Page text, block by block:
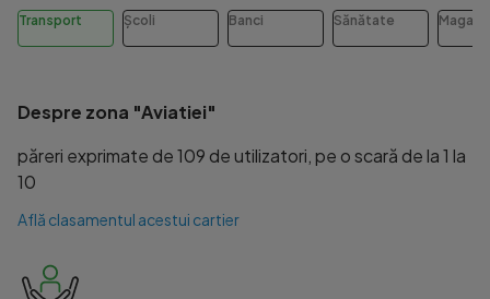
Transport Școli Banci Sănătate
Despre zona "Aviatiei"
păreri exprimate de 109 de utilizatori, pe o scară de la 1 la
10
Află clasamentul acestui cartier